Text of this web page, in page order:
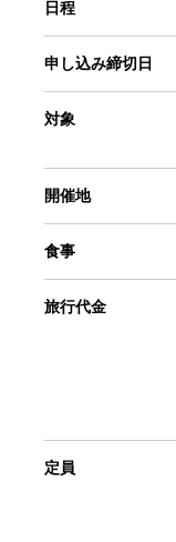
日程
申し込み締切日
対象
開催地
食事
旅行代金
定員